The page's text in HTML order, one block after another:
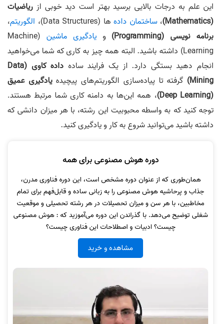
این علم به درجات بالایی برسید بهتر است دید خوبی از ریاضیات
(Mathematics)
،ساختمان داده ها (Data Structures)، الگوریتم،
برنامه نویسی (Programming)
ویادگیری ماشین
(Machine
Learning) داشته باشید. البته همه چیز به کاری که شما می‌خواهید
انجام دهید بستگی دارد. از یک فرایند ساده
داده کاوی (Data
Mining) گرفته تا پیاده‌سازی الگوریتم‌های پیچیدهیادگیری عمیق
(Deep Learning)
، همه این‌ها به دامنه کاری شما مرتبط هستند.
توجه کنید که به واسطه محبوبیت این رشته، با هر میزان دانشی که
داشته باشید می‌توانید شروع به کار و یادگیری کنید.
دوره هوش مصنوعی برای همه
همان‌طوری که از عنوان دوره مشخص است، این دوره فناوری مدرن،
جذاب و پرحاشیه هوش مصنوعی را به زبانی ساده و قابل‌فهم برای تمام
مخاطبین، با هر سن و میزان تحصیلات در هر رشته تحصیلی و موقعیت
شغلی توضیح می‌دهد. با گذراندن این دوره می‌آموزید که : هوش مصنوعی
چیست؟ ادبیات و اصطلاحات این فناوری چیست؟
مشاهده و خرید